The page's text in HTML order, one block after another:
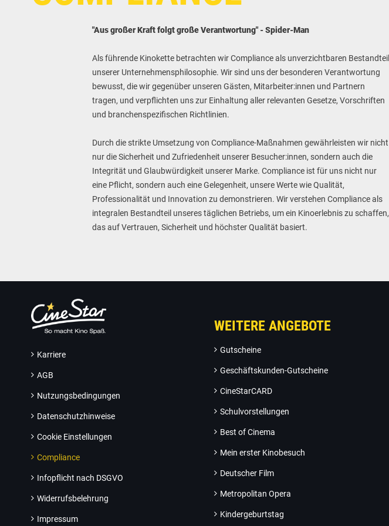
"Aus großer Kraft folgt große Verantwortung" - Spider-Man
Als führende Kinokette betrachten wir Compliance als unverzichtbaren Bestandteil
unserer Unternehmensphilosophie. Wir sind uns der besonderen Verantwortung
bewusst, die wir gegenüber unseren Gästen, Mitarbeiter:innen und Partnern
tragen, und verpflichten uns zur Einhaltung aller relevanten Gesetze, Vorschriften
und branchenspezifischen Richtlinien.
Durch die strikte Umsetzung von Compliance-Maßnahmen gewährleisten wir nicht
nur die Sicherheit und Zufriedenheit unserer Besucher:innen, sondern auch die
Integrität und Glaubwürdigkeit unserer Marke. Compliance ist für uns nicht nur
eine Pflicht, sondern auch eine Gelegenheit, unsere Werte wie Qualität,
Professionalität und Innovation zu demonstrieren. Wir verstehen Compliance als
integralen Bestandteil unseres täglichen Betriebs, um ein Kinoerlebnis zu schaffen,
das auf Vertrauen, Sicherheit und höchster Qualität basiert.
Karriere
AGB
Nutzungsbedingungen
Datenschutzhinweise
Cookie Einstellungen
Compliance
Infopflicht nach DSGVO
Widerrufsbelehrung
Impressum
WEITERE ANGEBOTE
Gutscheine
Geschäftskunden-Gutscheine
CineStarCARD
Schulvorstellungen
Best of Cinema
Mein erster Kinobesuch
Deutscher Film
Metropolitan Opera
Kindergeburtstag